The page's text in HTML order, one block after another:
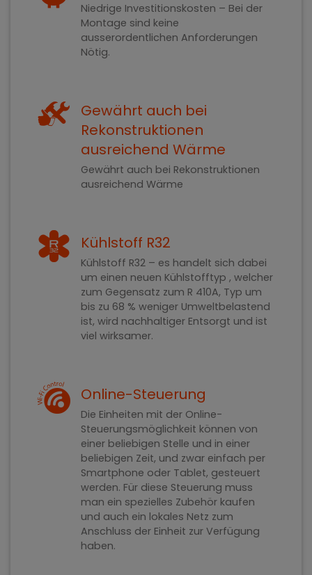
Niedrige Investitionskosten – Bei der
Montage sind keine
ausserordentlichen Anforderungen
Nötig.
Gewährt auch bei
Rekonstruktionen
ausreichend Wärme
Gewährt auch bei Rekonstruktionen
ausreichend Wärme
Kühlstoff R32
Kühlstoff R32 – es handelt sich dabei
um einen neuen Kühlstofftyp , welcher
zum Gegensatz zum R 410A, Typ um
bis zu 68 % weniger Umweltbelastend
ist, wird nachhaltiger Entsorgt und ist
viel wirksamer.
Online-Steuerung
Die Einheiten mit der Online-
Steuerungsmöglichkeit können von
einer beliebigen Stelle und in einer
beliebigen Zeit, und zwar einfach per
Smartphone oder Tablet, gesteuert
werden. Für diese Steuerung muss
man ein spezielles Zubehör kaufen
und auch ein lokales Netz zum
Anschluss der Einheit zur Verfügung
haben.